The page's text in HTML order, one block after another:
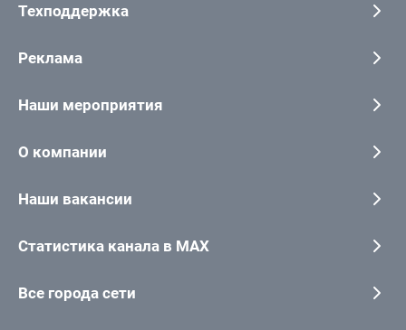
Техподдержка
Реклама
Наши мероприятия
О компании
Наши вакансии
Статистика канала в MAX
Все города сети